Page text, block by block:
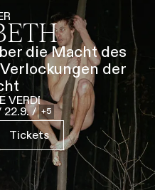
Kontakt
die Macht des
der
VERDI
22.9. / 5
Tickets